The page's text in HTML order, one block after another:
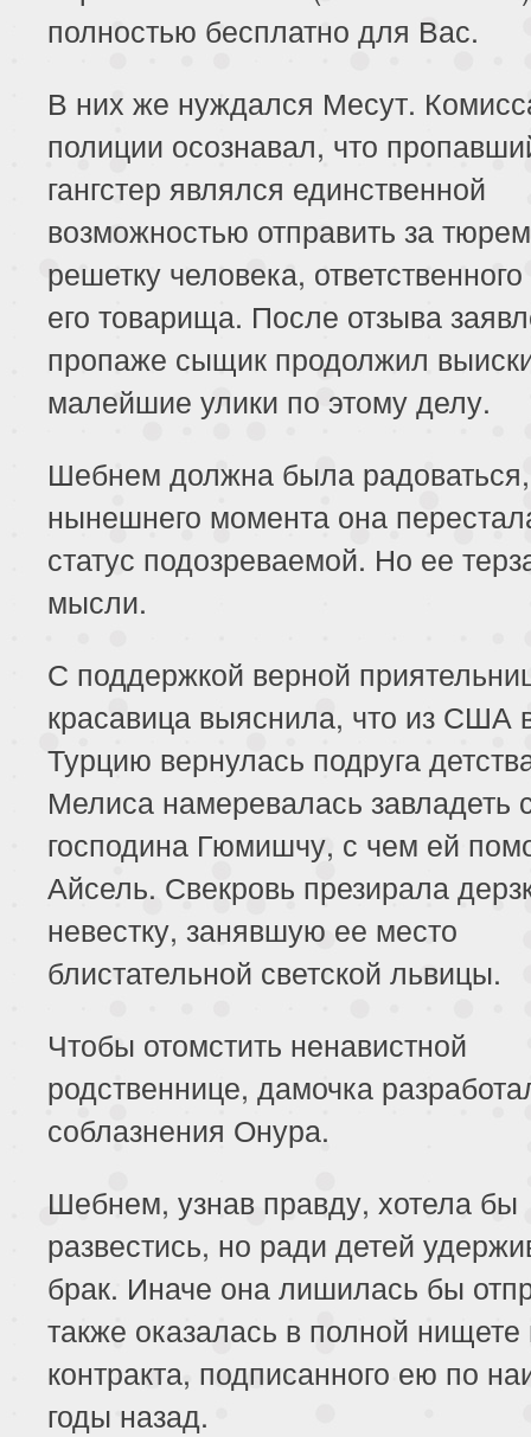
полностью бесплатно для Вас.
В них же нуждался Месут.
полиции осознавал, что
гангстер являлся единственной
возможностью отправить за
решетку человека,
его товарища. После отзыва
пропаже сыщик продолжил
малейшие улики по этому делу.
Шебнем должна была
нынешнего момента она
статус подозреваемой. Но ее
мысли.
С поддержкой верной
красавица выяснила, что из США
Турцию вернулась подруга
Мелиса намеревалась завладеть
господина Гюмишчу, с чем ей
Айсель. Свекровь презирала
невестку, занявшую ее место
блистательной светской львицы.
Чтобы отомстить ненавистной
родственнице, дамочка
соблазнения Онура.
Шебнем, узнав правду, хотела бы
развестись, но ради детей
брак. Иначе она лишилась бы
также оказалась в полной нищете
контракта, подписанного ею по
годы назад.